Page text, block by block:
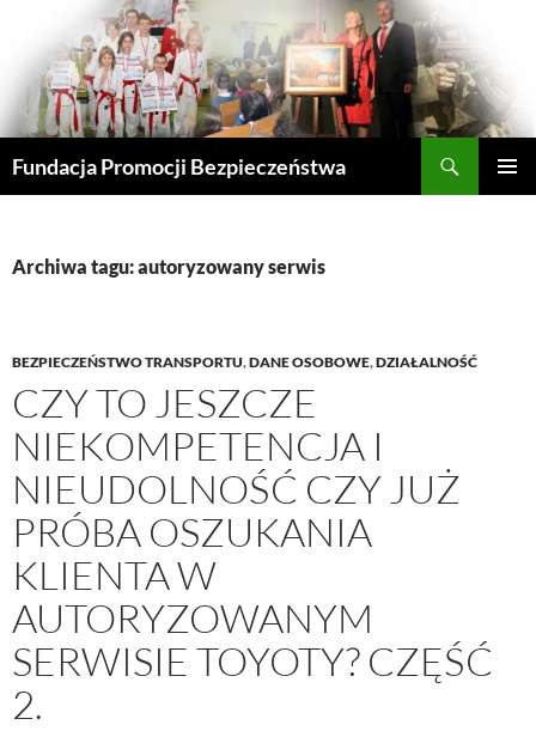
treści
Fundacja Promocji Bezpieczeństwa
Archiwa tagu: autoryzowany serwis
BEZPIECZEŃSTWO TRANSPORTU,DANE OSOBOWE,DZIAŁALNOŚĆ
CZY TO JESZCZE
NIEKOMPETENCJA I
NIEUDOLNOŚĆ CZY JUŻ
PRÓBA OSZUKANIA
KLIENTA W
AUTORYZOWANYM
SERWISIE TOYOTY? CZĘŚĆ
2.